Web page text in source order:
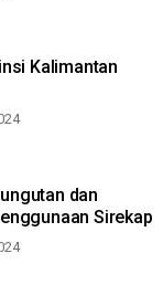
Kalimantan
Sirekap